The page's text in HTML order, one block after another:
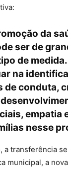
da
ser de
de medida.
na
de conduta,
empatia
nesse
a transferência
municipal, a